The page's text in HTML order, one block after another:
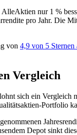
nur 1 %
pro Jahr. Die
von 4,9 von 5
Vergleich
sich ein Vergleich
Portfolio
Depot sinkt